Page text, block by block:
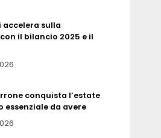
accelera sulla
il bilancio 2025 e il
conquista l’estate
essenziale da avere